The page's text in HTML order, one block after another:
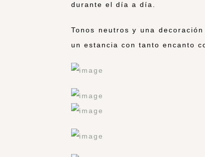
durante el día a día.
Tonos neutros y una
un estancia con tanto encanto